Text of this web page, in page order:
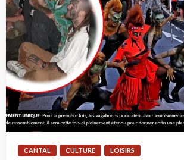
CANTAL CULTURE LOISIRS